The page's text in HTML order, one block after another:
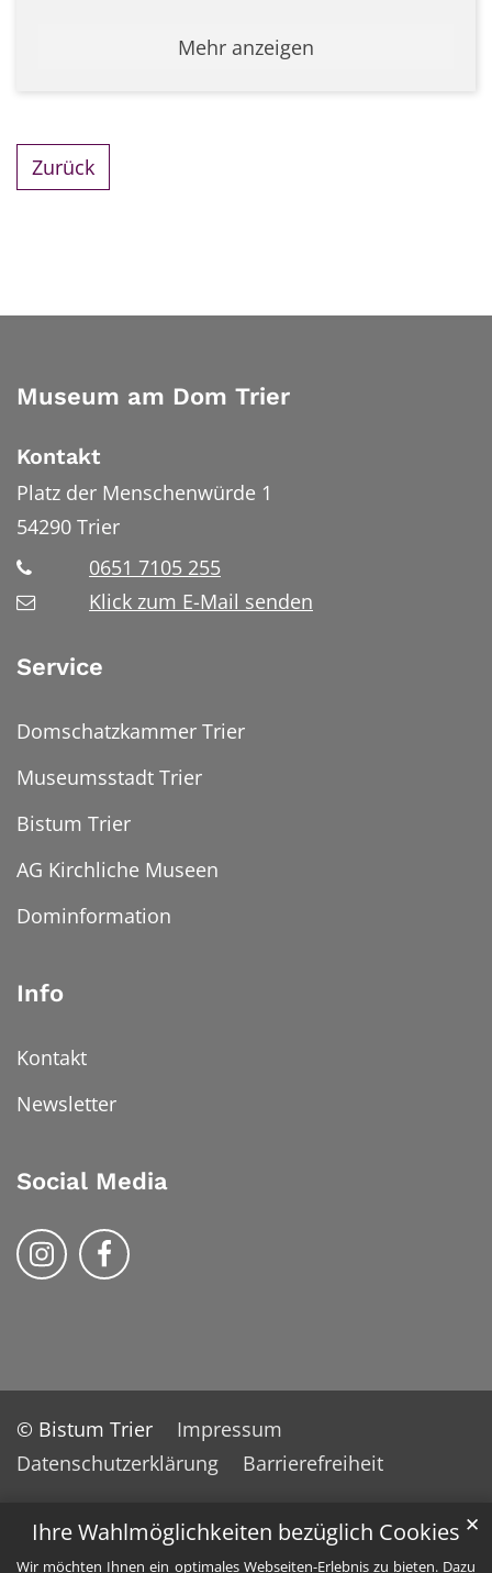
Ihre Wahlmöglichkeiten bezüglich Cookies
Wir möchten Ihnen ein optimales Webseiten-Erlebnis zu bieten. Dazu
✕
Mehr anzeigen
Zurück
Museum am Dom Trier
Kontakt
Platz der Menschenwürde 1
54290 Trier
0651 7105 255
Klick zum E-Mail senden
Service
Domschatzkammer Trier
Museumsstadt Trier
Bistum Trier
AG Kirchliche Museen
Dominformation
Info
Kontakt
Newsletter
Social Media
Bistum Trier auf Instragram
Bistum Trier auf Facebook
© Bistum Trier
Impressum
Datenschutzerklärung
Barrierefreiheit